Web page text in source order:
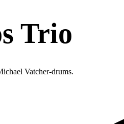
Trio
Vatcher-drums.